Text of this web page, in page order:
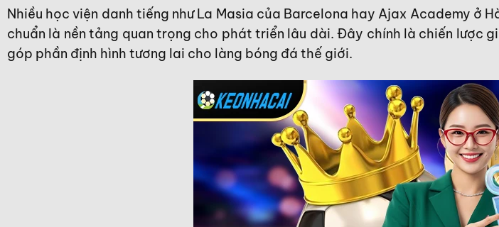
Nhiều học viện danh tiếng như La Masia của Barcelona hay Ajax Academy ở
chuẩn là nền tảng quan trọng cho phát triển lâu dài. Đây chính là chiến lược
góp phần định hình tương lai cho làng bóng đá thế giới.